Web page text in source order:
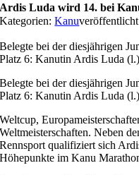
Ardis Luda wird 14. bei
Kategorien:Kanu
Belegte bei der diesjährigen
Platz 6: Kanutin Ardis Luda
Belegte bei der diesjährigen
Platz 6: Kanutin Ardis Luda
Weltcup,
Weltmeisterschaften. Neben
Rennsport qualifiziert sich
Höhepunkte im Kanu